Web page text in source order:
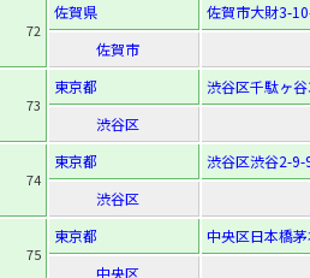
72
佐賀県
佐賀市大財3-
佐賀市
73
東京都
渋谷区千駄ヶ
渋谷区
74
東京都
渋谷区渋谷2-9-
渋谷区
75
東京都
中央区日本橋
中央区